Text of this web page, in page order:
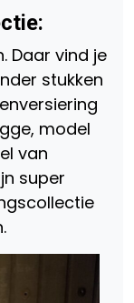
Daar vind je
stukken
model
van
super